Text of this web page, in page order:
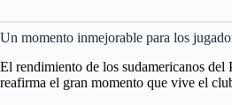
Un momento inmejorable para los
El rendimiento de los sudamericanos del
reafirma el gran momento que vive el